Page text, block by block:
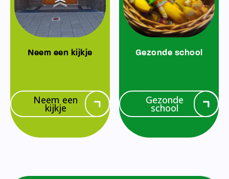
Neem een kijkje
Neem een
kijkje
Gezonde school
Gezonde
school